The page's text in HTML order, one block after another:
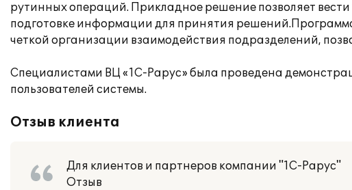
рутинных операций. Прикладное решение позволяет
подготовке информации для принятия
четкой организации взаимодействия подразделений,
Специалистами ВЦ «1С-Рарус» была проведена
пользователей системы.
Отзыв клиента
Для клиентов и партнеров компании "1С-Рарус"
Отзыв